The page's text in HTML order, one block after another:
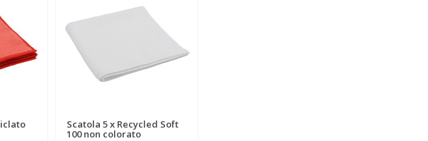
Scatola 5 x Recycled Soft
100 non colorato